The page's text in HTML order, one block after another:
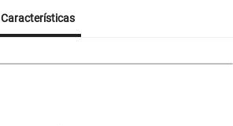
Características